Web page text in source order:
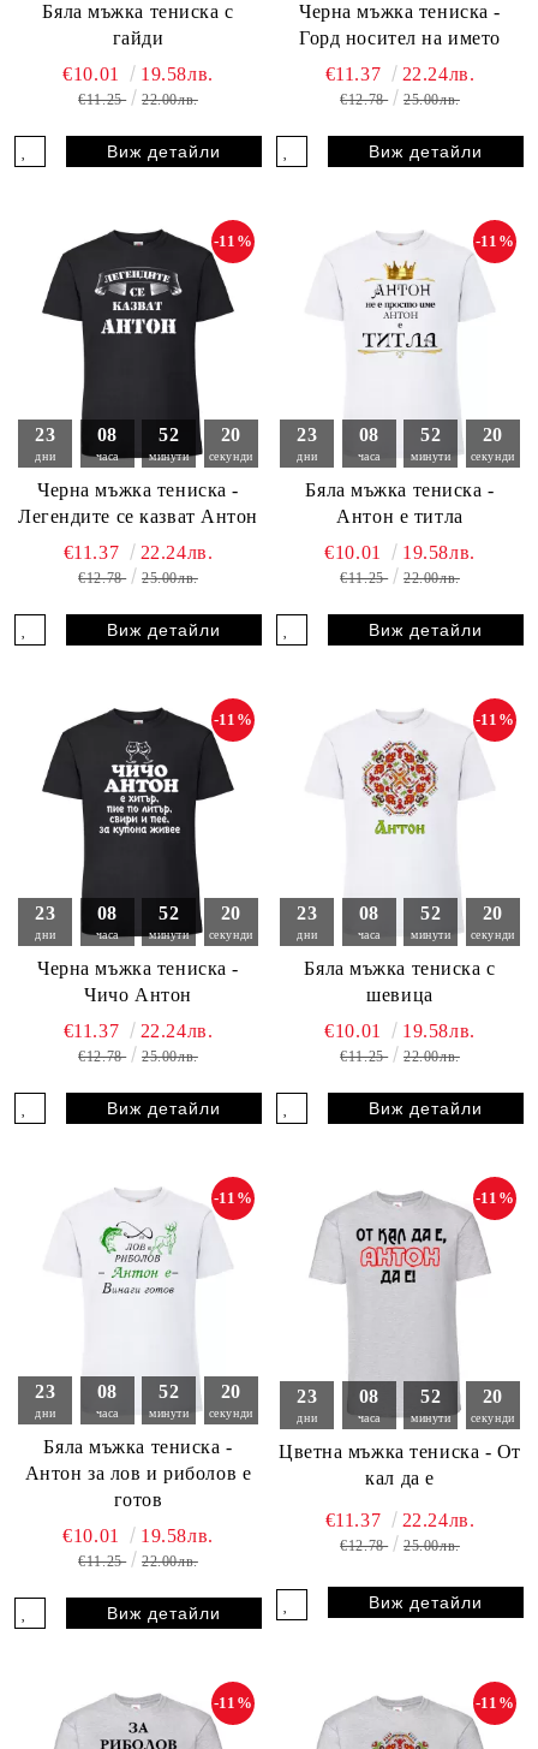
Бяла мъжка тениска с
гайди
€10.01 19.58лв.
€11.25 22.00лв.
Виж детайли
Черна мъжка тениска -
Горд носител на името
€11.37 22.24лв.
€12.78 25.00лв.
Виж детайли
23
дни
08
часа
52
минути
19
секунди
Черна мъжка тениска -
Легендите се казват Антон
-11%
€11.37 22.24лв.
€12.78 25.00лв.
Виж детайли
23
дни
08
часа
52
минути
19
секунди
Бяла мъжка тениска -
Антон е титла
-11%
€10.01 19.58лв.
€11.25 22.00лв.
Виж детайли
23
дни
08
часа
52
минути
19
секунди
Черна мъжка тениска -
Чичо Антон
-11%
€11.37 22.24лв.
€12.78 25.00лв.
Виж детайли
23
дни
08
часа
52
минути
19
секунди
Бяла мъжка тениска с
шевица
-11%
€10.01 19.58лв.
€11.25 22.00лв.
Виж детайли
23
дни
08
часа
52
минути
19
секунди
Бяла мъжка тениска -
Антон за лов и риболов е
готов
-11%
€10.01 19.58лв.
€11.25 22.00лв.
Виж детайли
23
дни
08
часа
52
минути
18
секунди
Цветна мъжка тениска - От
кал да е
-11%
€11.37 22.24лв.
€12.78 25.00лв.
Виж детайли
-11% -11%